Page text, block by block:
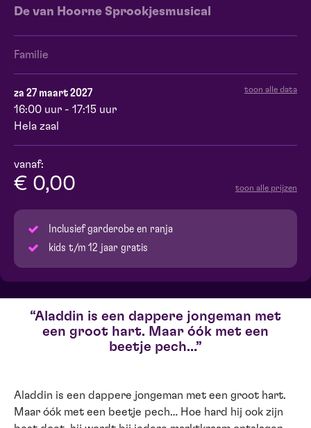
De van Hoorne Sprookjesmusical
Familie
za 27 maart 2027 toon alle data
16:00 uur - 17:15 uur
Hela zaal
vanaf:
€ 0,00 toon alle prijzen
Inclusief garderobe en ranja
kids t/m 12 jaar gratis
Aladdin is een dappere jongeman met
een groot hart. Maar óók met een
beetje pech…
Aladdin is een dappere jongeman met een groot hart.
Maar óók met een beetje pech… Hoe hard hij ook zijn